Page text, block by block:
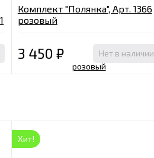
Комплект "Полянка", Арт. 1366
розовый
3 450 ₽ Нет в наличии
Хит!